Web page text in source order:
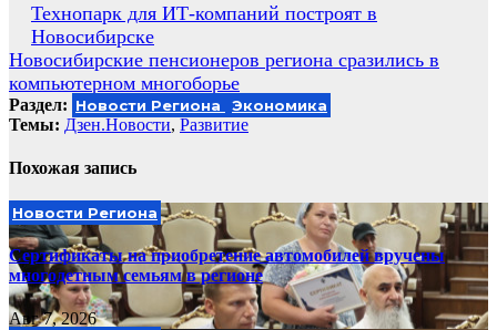
Навигация
по
записям
Технопарк для ИТ-компаний построят в
Новосибирске
Новосибирские пенсионеров региона сразились в
компьютерном многоборье
Раздел: Новости Региона Экономика
Темы: Дзен.Новости, Развитие
Похожая запись
Новости Региона
Сертификаты на приобретение автомобилей вручены
многодетным семьям в регионе
Авг 7, 2026